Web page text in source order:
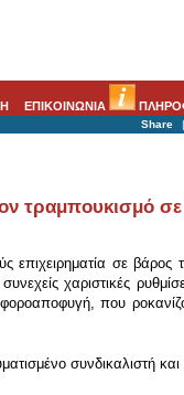
ΕΠΙΚΟΙΝΩΝΙΑ
Share |
τραμπουκισμό
επιχειρηματία σε
χαριστικές
που
συνδικαλιστή και